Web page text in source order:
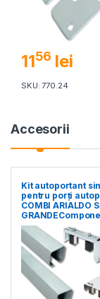
1156 lei
SKU: 770.24
Accesorii
Kit autoportant
pentru porți
COMBI ARIALDO
accesorii uși,
garduri fixe